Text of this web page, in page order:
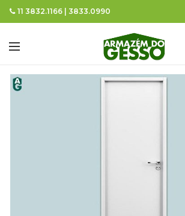
11 3832.1166 | 3833.0990